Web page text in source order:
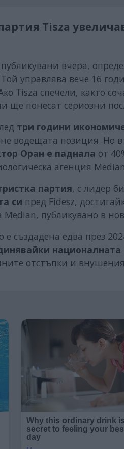
Tisza
вчера,
управлява вече 16
Tisza спечели, както
ще понесат сериозни
три години
водещата позиция. Но
Оран е паднала от
агенция
партия, с лидер
си пред Fidesz,
публикувано в
създадена едва през
националната
отстъпки и